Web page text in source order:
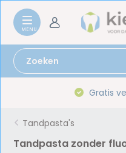
Gratis
Tandpasta's
Tandpasta zonder